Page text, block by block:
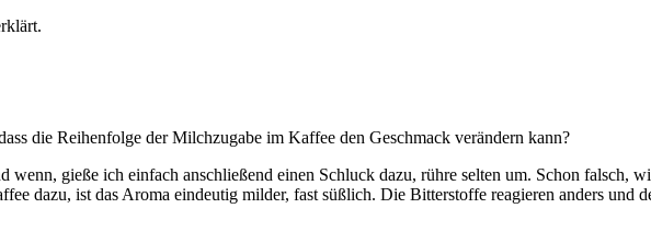
die Reihenfolge der Milchzugabe im Kaffee den Geschmack verändern kann?
gieße ich einfach anschließend einen Schluck dazu, rühre selten um. Schon falsch,
dazu, ist das Aroma eindeutig milder, fast süßlich. Die Bitterstoffe reagieren anders und